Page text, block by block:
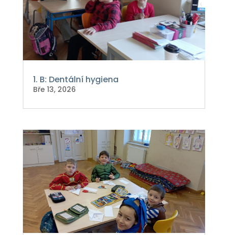
1. B: Dentální hygiena
Bře 13, 2026